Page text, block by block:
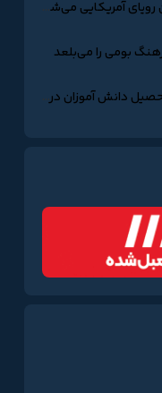
آمریکایی می‌شود؟
بومی را می‌بلعد
آموزان درکره جنوبـی